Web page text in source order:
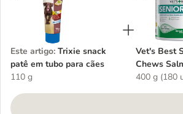
Este artigo: Trixie snack
patê em tubo para cães
110 g
Vet's Best
Chews
400 g (180